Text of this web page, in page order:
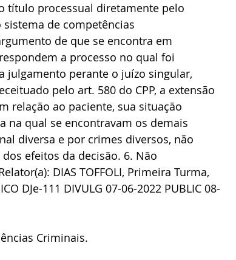
título processual diretamente pelo
de competências
de que se encontra em
a processo no qual foi
julgamento perante o juízo singular,
pelo art. 580 do CPP, a extensão
relação ao paciente, sua situação
na qual se encontravam os demais
diversa e por crimes diversos, não
efeitos da decisão. 6. Não
DIAS TOFFOLI, Primeira Turma,
DJe-111 DIVULG 07-06-2022 PUBLIC 08-
Criminais.